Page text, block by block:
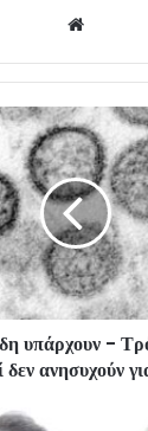
υπάρχουν -
δεν ανησυχούν